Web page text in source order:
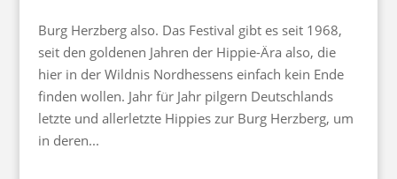
Burg Herzberg also. Das Festival gibt es seit 1968,
seit den goldenen Jahren der Hippie-Ära also, die
hier in der Wildnis Nordhessens einfach kein Ende
finden wollen. Jahr für Jahr pilgern Deutschlands
letzte und allerletzte Hippies zur Burg Herzberg, um
in deren...